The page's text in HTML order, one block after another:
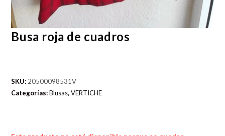
Busa roja de cuadros
SKU: 20500098531V
Categorías:Blusas,VERTICHE